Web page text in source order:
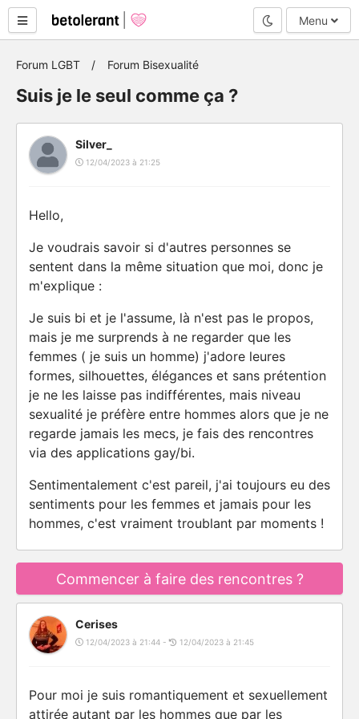
Mode nuit
Menu
Forum LGBT Forum Bisexualité
Suis je le seul comme ça ?
Silver_
12/04/2023 à 21:25
Hello,
Je voudrais savoir si d'autres personnes se
sentent dans la même situation que moi, donc je
m'explique :
Je suis bi et je l'assume, là n'est pas le propos,
mais je me surprends à ne regarder que les
femmes ( je suis un homme) j'adore leures
formes, silhouettes, élégances et sans prétention
je ne les laisse pas indifférentes, mais niveau
sexualité je préfère entre hommes alors que je ne
regarde jamais les mecs, je fais des rencontres
via des applications gay/bi.
Sentimentalement c'est pareil, j'ai toujours eu des
sentiments pour les femmes et jamais pour les
hommes, c'est vraiment troublant par moments !
Commencer à faire des rencontres ?
Cerises
12/04/2023 à 21:44 - 12/04/2023 à 21:45
Pour moi je suis romantiquement et sexuellement
attirée autant par les hommes que par les